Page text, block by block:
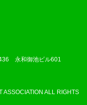
永和御池ビル601
ALL RIGHTS